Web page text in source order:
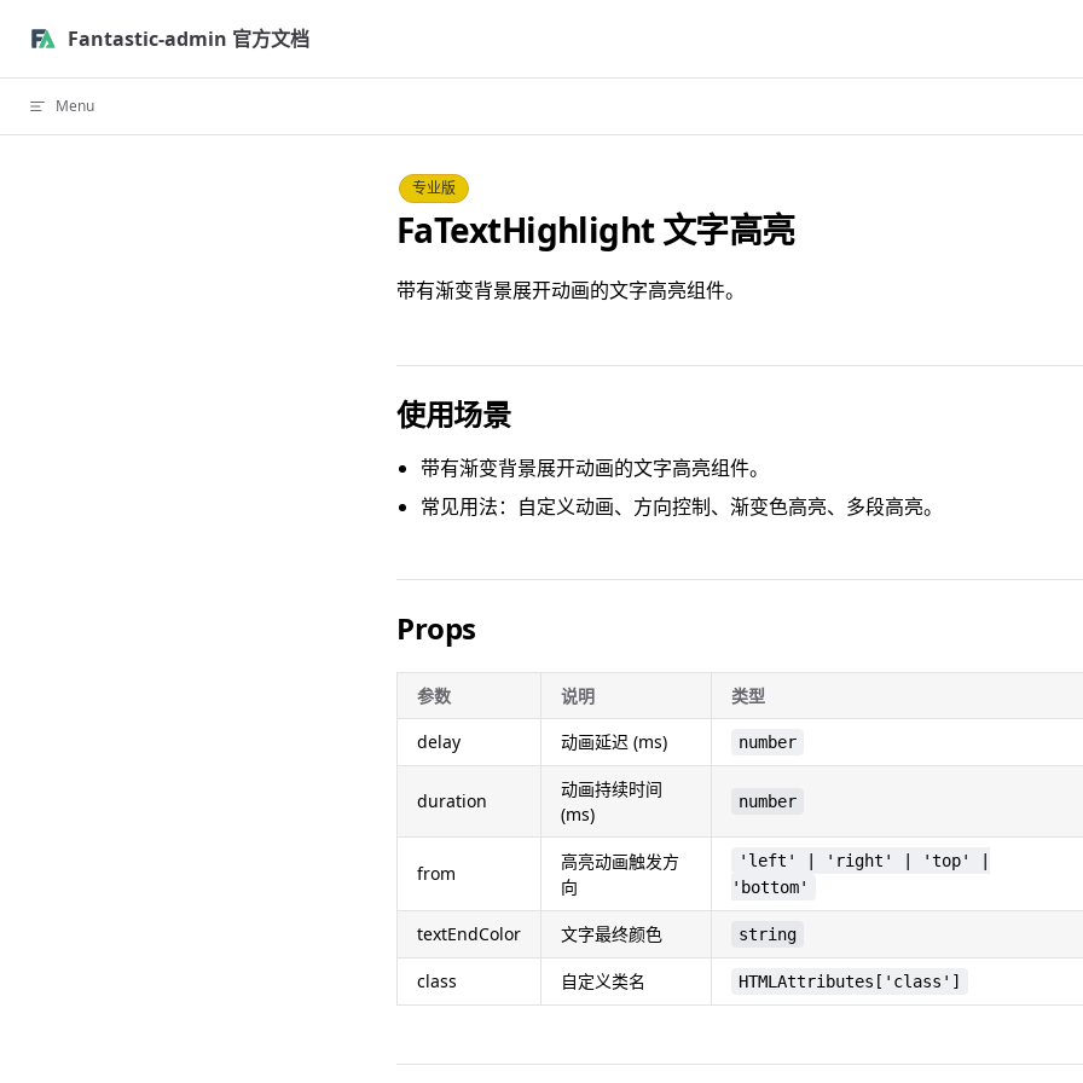
Skip to content
Fantastic-admin 官方文档
Menu
专业版
FaTextHighlight 文字高亮
带有渐变背景展开动画的文字高亮组件。
使用场景
带有渐变背景展开动画的文字高亮组件。
常见用法：自定义动画、方向控制、渐变色高亮、多段高亮。
Props
参数 说明 类型
delay
动画延迟 (ms) number
duration
动画持续时间
(ms)
number
from
高亮动画触发方
向
'left' | 'right' | 'top' |
'bottom'
textEndColor 文字最终颜色 string
class 自定义类名 HTMLAttributes['class']